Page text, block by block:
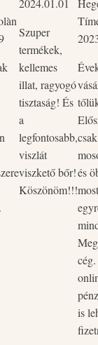
2024.01.01
Szuper
termékek,
kellemes
illat, ragyogó
tisztaság! És
a
legfontosabb,
viszlát
viszkető bőr!
Köszönöm!!!
csak
és
is